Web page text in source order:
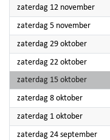
zaterdag 12 november2022
zaterdag 5 november2022
zaterdag 29 oktober2022
zaterdag 22 oktober2022
zaterdag 15 oktober2022
zaterdag 8 oktober2022
zaterdag 1 oktober2022
zaterdag 24 september2022